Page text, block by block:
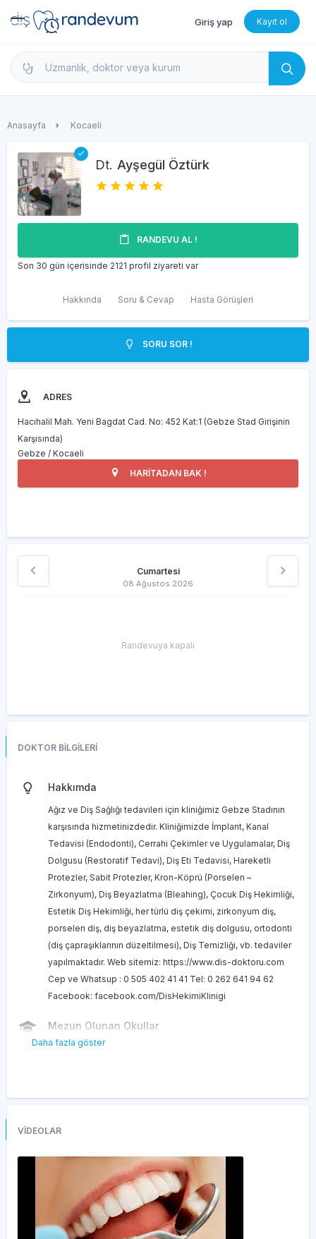
dishekimleri.net - Diş Hekimi Bul, Yorumları İncele
Giriş yap Kayıt ol
Anasayfa Kocaeli
Dt. Ayşegül Öztürk
RANDEVU AL !
Son 30 gün içerisinde 2121 profil ziyareti var
Hakkında Soru & Cevap Hasta Görüşleri
SORU SOR !
ADRES
Hacıhalil Mah. Yeni Bagdat Cad. No: 452 Kat:1 (Gebze Stad Girişinin
Karşısında)
Gebze / Kocaeli
HARİTADAN BAK !
Cumartesi
08 Ağustos 2026
Randevuya kapalı
DOKTOR BİLGİLERİ
Hakkımda
Ağız ve Diş Sağlığı tedavileri için kliniğimiz Gebze Stadının
karşısında hizmetinizdedir. Kliniğimizde İmplant, Kanal
Tedavisi (Endodonti), Cerrahi Çekimler ve Uygulamalar, Diş
Dolgusu (Restoratif Tedavi), Diş Eti Tedavisi, Hareketli
Protezler, Sabit Protezler, Kron-Köprü (Porselen –
Zirkonyum), Diş Beyazlatma (Bleahing), Çocuk Diş Hekimliği,
Estetik Diş Hekimliği, her türlü diş çekimi, zirkonyum diş,
porselen diş, diş beyazlatma, estetik diş dolgusu, ortodonti
(diş çapraşıklarının düzeltilmesi), Diş Temizliği, vb. tedaviler
yapılmaktadır. Web sitemiz: https://www.dis-doktoru.com
Cep ve Whatsup : 0 505 402 41 41 Tel: 0 262 641 94 62
Facebook: facebook.com/DisHekimiKlinigi
Mezun Olunan Okullar
Ankara Üniversitesi Diş Hekimliği Fakültesi
Gebze’deki çalıştığı klinikler şunlardır; ⚕️ Özel Gebze Diş
Sağlığı Kliniği (Kendi kliniği olup şu anda devam ediyor)
Hizmetler
Daha fazla göster
VİDEOLAR